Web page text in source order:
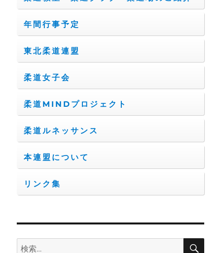
年間行事予定
東北柔道連盟
柔道女子会
柔道MINDプロジェクト
柔道ルネッサンス
本連盟について
リンク集
検
検